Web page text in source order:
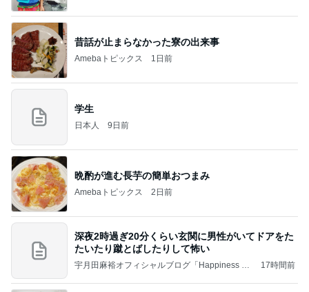
昔話が止まらなかった寮の出来事
Amebaトピックス 1日前
学生
日本人 9日前
晩酌が進む長芋の簡単おつまみ
Amebaトピックス 2日前
深夜2時過ぎ20分くらい玄関に男性がいてドアをた
たいたり蹴とばしたりして怖い
宇月田麻裕オフィシャルブログ「Happiness Fa
17時間前